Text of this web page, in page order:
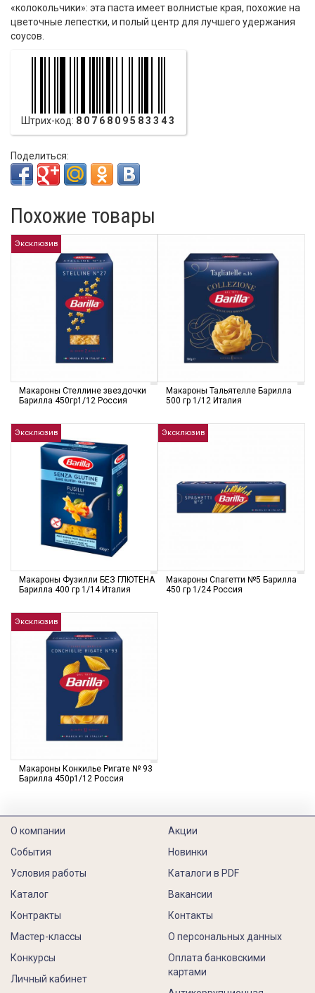
«колокольчики»: эта паста имеет волнистые края, похожие на
цветочные лепестки, и полый центр для лучшего удержания
соусов.
Штрих-код: 8076809583343
Поделиться:
Похожие товары
Эксклюзив
Макароны Стеллине звездочки
Барилла 450гр1/12 Россия
Макароны Тальятелле Барилла
500 гр 1/12 Италия
Эксклюзив
Макароны Фузилли БЕЗ ГЛЮТЕНА
Барилла 400 гр 1/14 Италия
Эксклюзив
Макароны Спагетти №5 Барилла
450 гр 1/24 Россия
Эксклюзив
Макароны Конкилье Ригате № 93
Барилла 450р1/12 Россия
О компании
События
Условия работы
Каталог
Контракты
Акции
Новинки
Каталоги в PDF
Вакансии
Контакты
Мастер-классы
Конкурсы
Личный кабинет
О персональных данных
Оплата банковскими
картами